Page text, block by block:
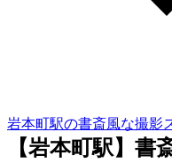
岩本町駅の書斎風な撮影
【岩本町駅】